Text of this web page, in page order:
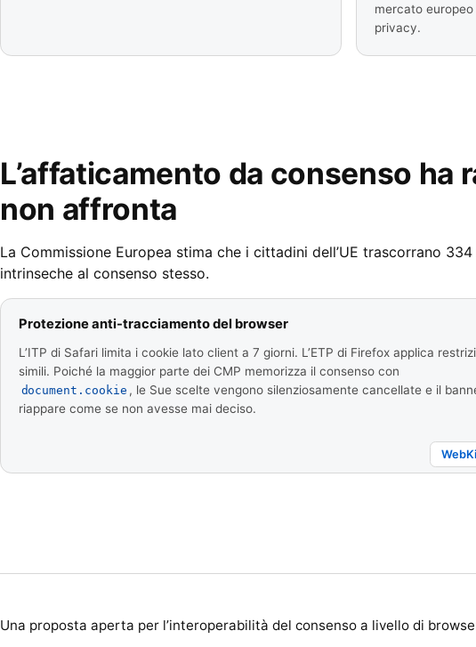
mercato
privacy.
L’affaticamento da consenso
non affronta
La Commissione Europea stima che i cittadini dell’UE trascorrano
intrinseche al consenso stesso.
Protezione anti-tracciamento del browser
L’ITP di Safari limita i cookie lato client a 7 giorni. L’ETP di Firefox applica
simili. Poiché la maggior parte dei CMP memorizza il consenso con
document.cookie , le Sue scelte vengono silenziosamente cancellate e il
riappare come se non avesse mai deciso.
Una proposta aperta per l’interoperabilità del consenso a livello di